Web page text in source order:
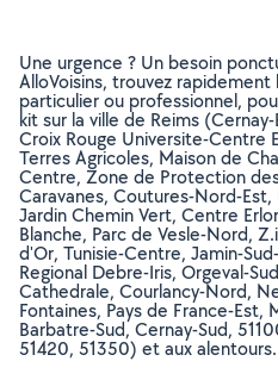
Une urgence ? Un besoin
AlloVoisins, trouvez
particulier ou professionnel,
kit sur la ville de Reims
Croix Rouge Universite-Centre
Terres Agricoles, Maison de
Centre, Zone de Protection
Caravanes, Coutures-Nord-
Jardin Chemin Vert, Centre
Blanche, Parc de Vesle-Nord,
d'Or, Tunisie-Centre, Jamin-
Regional Debre-Iris, Orgeval-
Cathedrale, Courlancy-Nord,
Fontaines, Pays de France-
Barbatre-Sud, Cernay-Sud,
51420, 51350) et aux alentours.